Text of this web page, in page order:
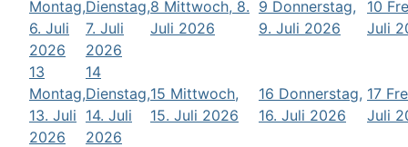
Montag,
6. Juli
2026
Dienstag,
7. Juli
2026
8 Mittwoch, 8.
Juli 2026
9 Donnerstag,
9. Juli 2026
10
Juli
13
Montag,
13. Juli
2026
14
Dienstag,
14. Juli
2026
15 Mittwoch,
15. Juli 2026
16 Donnerstag,
16. Juli 2026
17
Juli